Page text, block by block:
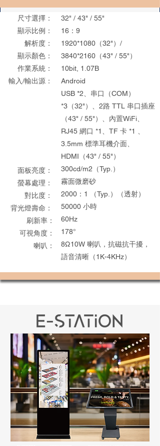
尺寸選擇：
顯示比例：
解析度：
顯示顏色：
​作業系統：
輸入/輸出源：
面板亮度：
螢幕處理： ​
對比度：
背光燈壽命：
刷新率：
可視角度：
喇叭：
32" / 43" / 55"
16：9​
1920*1080 （32"）/
3840*2160 （43" / 55"）
10bit, 1.07B
Android
USB *2、串口（COM）
*3（32"）、2路 TTL 串口插座
（43" / 55"）、內置WiFi、
RJ45 網口 *1、TF 卡 *1 、
3.5mm 標準耳機介面、
HDMI（43" / 55"）
​300cd/m2（Typ.）
霧面微磨砂
2000：1 （Typ.）（透射）
50000 小時
60Hz
178°
8Ω10W 喇叭，抗磁抗干擾，
語音清晰（1K-4KHz）